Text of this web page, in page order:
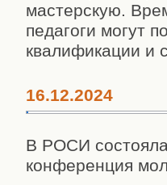
мастерскую.
педагоги могут
квалификации и
16.12.2024
В РОСИ
конференция